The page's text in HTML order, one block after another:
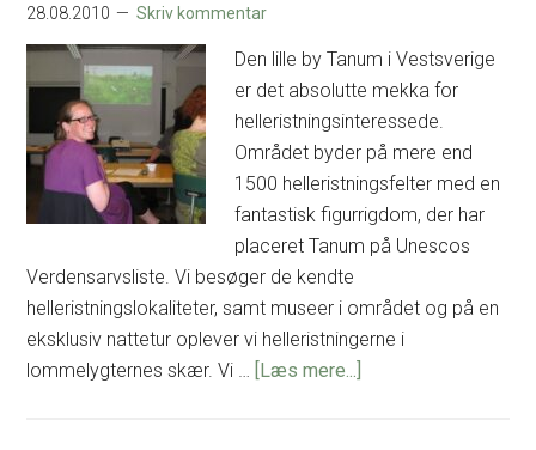
28.08.2010 Skriv kommentar
Den lille by Tanum i Vestsverige
er det absolutte mekka for
helleristningsinteressede.
Området byder på mere end
1500 helleristningsfelter med en
fantastisk figurrigdom, der har
placeret Tanum på Unescos
Verdensarvsliste. Vi besøger de kendte
helleristningslokaliteter, samt museer i området og på en
eksklusiv nattetur oplever vi helleristningerne i
lommelygternes skær. Vi … [Læs mere...]